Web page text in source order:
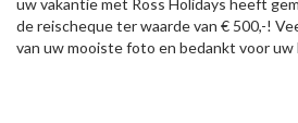
uw vakantie met Ross Holidays heeft
de reischeque ter waarde van € 500,-!
van uw mooiste foto en bedankt voor uw